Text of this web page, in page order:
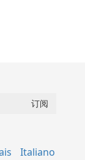
Italiano